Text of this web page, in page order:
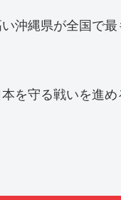
沖縄県が全国で
を守る戦いを進